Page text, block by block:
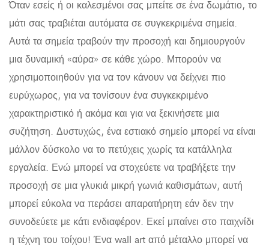
Όταν εσείς ή οι καλεσμένοι σας μπείτε σε ένα δωμάτιο, το
μάτι σας τραβιέται αυτόματα σε συγκεκριμένα σημεία.
Αυτά τα σημεία τραβούν την προσοχή και δημιουργούν
μια δυναμική «αύρα» σε κάθε χώρο. Μπορούν να
χρησιμοποιηθούν για να τον κάνουν να δείχνει πιο
ευρύχωρος, για να τονίσουν ένα συγκεκριμένο
χαρακτηριστικό ή ακόμα και για να ξεκινήσετε μια
συζήτηση. Δυστυχώς, ένα εστιακό σημείο μπορεί να είναι
μάλλον δύσκολο να το πετύχεις χωρίς τα κατάλληλα
εργαλεία. Ενώ μπορεί να στοχεύετε να τραβήξετε την
προσοχή σε μια γλυκιά μικρή γωνιά καθισμάτων, αυτή
μπορεί εύκολα να περάσει απαρατήρητη εάν δεν την
συνοδεύετε με κάτι ενδιαφέρον. Εκεί μπαίνει στο παιχνίδι
η τέχνη του τοίχου! Ένα wall art από μέταλλο μπορεί να